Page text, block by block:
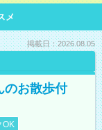
メ
掲載日：2026.08.05
のお散歩付
OK